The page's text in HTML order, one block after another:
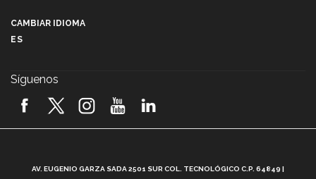
2026! (video)
CAMBIAR IDIOMA
ES
Síguenos
AV. EUGENIO GARZA SADA 2501 SUR COL. TECNOLÓGICO C.P. 64849 |